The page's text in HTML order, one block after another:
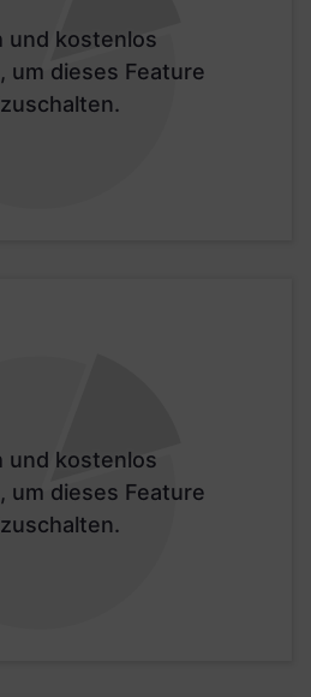
und kostenlos
um dieses Feature
und kostenlos
um dieses Feature